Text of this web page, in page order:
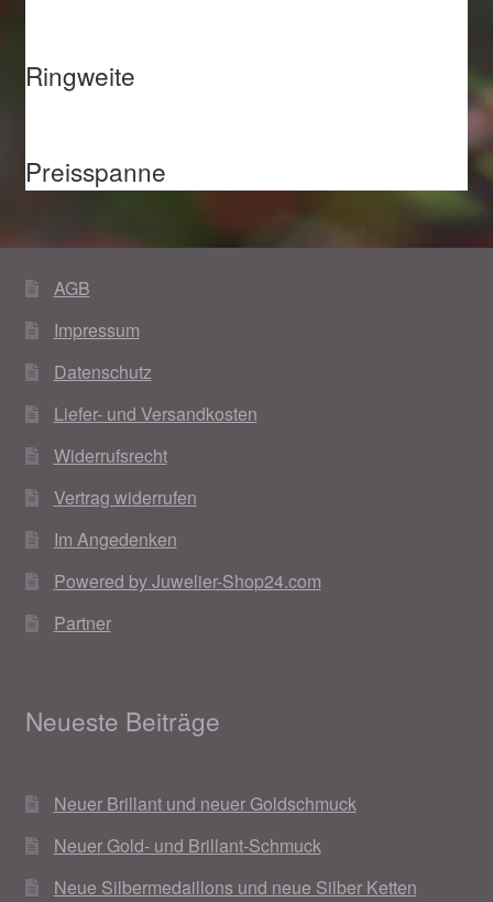
Ringweite
Preisspanne
AGB
Impressum
Datenschutz
Liefer- und Versandkosten
Widerrufsrecht
Vertrag widerrufen
Im Angedenken
Powered by Juwelier-Shop24.com
Partner
Neueste Beiträge
Neuer Brillant und neuer Goldschmuck
Neuer Gold- und Brillant-Schmuck
Neue Silbermedaillons und neue Silber Ketten